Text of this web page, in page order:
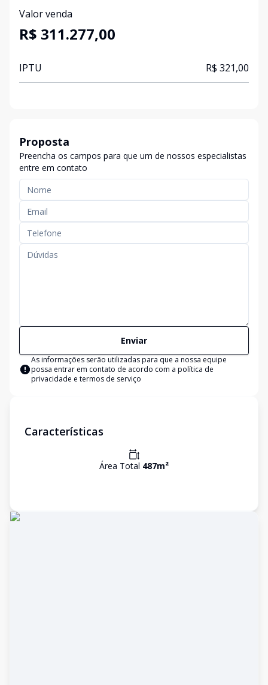
Valor venda
R$ 311.277,00
IPTU R$ 321,00
Proposta
Preencha os campos para que um de nossos especialistas
entre em contato
Enviar
As informações serão utilizadas para que a nossa equipe
possa entrar em contato de acordo com a política de
privacidade e termos de serviço
Características
Área Total 487m²